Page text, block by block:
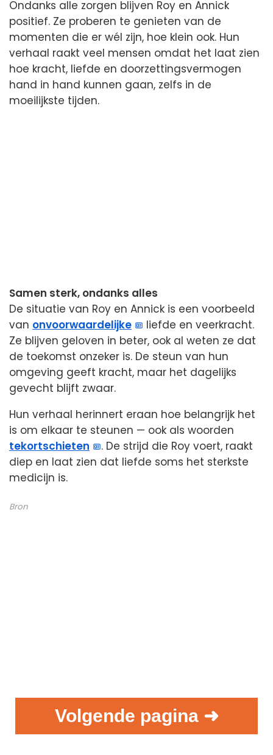
Ondanks alle zorgen blijven Roy en Annick
positief. Ze proberen te genieten van de
momenten die er wél zijn, hoe klein ook. Hun
verhaal raakt veel mensen omdat het laat zien
hoe kracht, liefde en doorzettingsvermogen
hand in hand kunnen gaan, zelfs in de
moeilijkste tijden.
Samen sterk, ondanks alles
De situatie van Roy en Annick is een voorbeeld
van onvoorwaardelijke
liefde en veerkracht.
Ze blijven geloven in beter, ook al weten ze dat
de toekomst onzeker is. De steun van hun
omgeving geeft kracht, maar het dagelijks
gevecht blijft zwaar.
Hun verhaal herinnert eraan hoe belangrijk het
is om elkaar te steunen — ook als woorden
tekortschieten
. De strijd die Roy voert, raakt
diep en laat zien dat liefde soms het sterkste
medicijn is.
Bron
Volgende pagina ➜